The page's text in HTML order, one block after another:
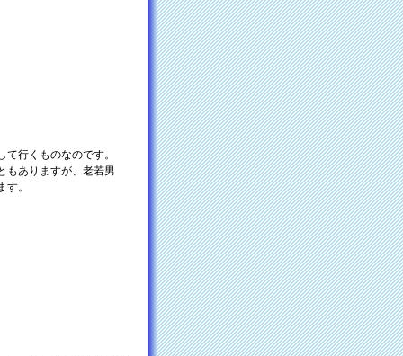
行くものなのです。
もありますが、老若男
。